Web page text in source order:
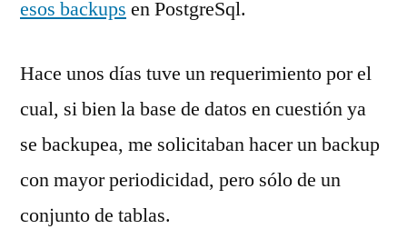
esos backups en PostgreSql.
Hace unos días tuve un requerimiento por el
cual, si bien la base de datos en cuestión ya
se backupea, me solicitaban hacer un backup
con mayor periodicidad, pero sólo de un
conjunto de tablas.